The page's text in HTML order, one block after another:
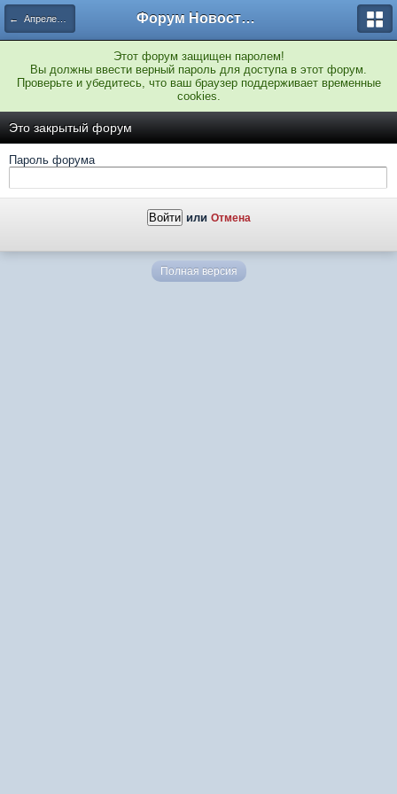
← Апрелевка Форум Новостройки
Этот форум защищен паролем!
Вы должны ввести верный пароль для доступа в этот форум.
Проверьте и убедитесь, что ваш браузер поддерживает временные
cookies.
Это закрытый форум
Пароль форума
или Отмена
Полная версия